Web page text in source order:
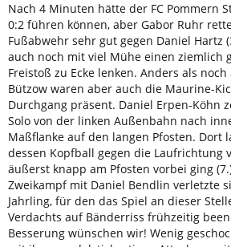
Nach 4 Minuten hätte der FC Pommern
0:2 führen können, aber Gabor Ruhr
Fußabwehr sehr gut gegen Daniel Hartz
auch noch mit viel Mühe einen ziemlich
Freistoß zu Ecke lenken. Anders als
Bützow waren aber auch die Maurine-
Durchgang präsent. Daniel Erpen-Köhn
Solo von der linken Außenbahn nach
Maßflanke auf den langen Pfosten. Dort
dessen Kopfball gegen die Laufrichtung
äußerst knapp am Pfosten vorbei ging
Zweikampf mit Daniel Bendlin verletzte
Jahrling, für den das Spiel an dieser
Verdachts auf Bänderriss frühzeitig
Besserung wünschen wir! Wenig